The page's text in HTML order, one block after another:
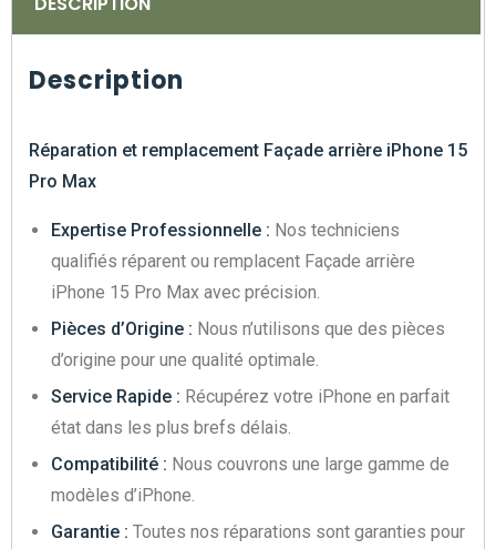
Description
Réparation et remplacement Façade arrière iPhone 15
Pro Max
Expertise Professionnelle : Nos techniciens
qualifiés réparent ou remplacent Façade arrière
iPhone 15 Pro Max avec précision.
Pièces d’Origine : Nous n’utilisons que des pièces
d’origine pour une qualité optimale.
Service Rapide : Récupérez votre iPhone en parfait
état dans les plus brefs délais.
Compatibilité : Nous couvrons une large gamme de
modèles d’iPhone.
Garantie : Toutes nos réparations sont garanties pour